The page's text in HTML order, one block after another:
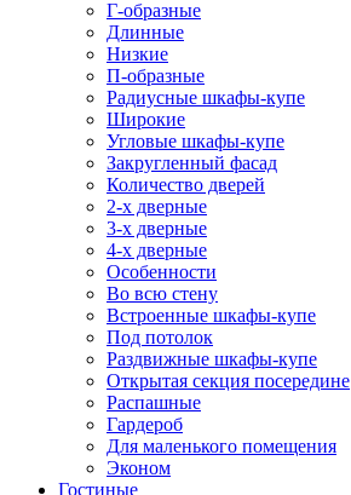
Г-образные
Длинные
Низкие
П-образные
Радиусные шкафы-купе
Широкие
Угловые шкафы-купе
Закругленный фасад
Количество дверей
2-х дверные
3-х дверные
4-х дверные
Особенности
Во всю стену
Встроенные шкафы-купе
Под потолок
Раздвижные шкафы-купе
Открытая секция посередине
Распашные
Гардероб
Для маленького помещения
Эконом
Гостиные